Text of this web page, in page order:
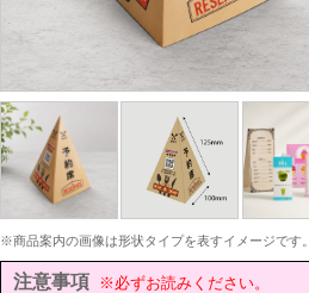
※商品案内の画像は形状タイプを表すイメージです。
注意事項 ※必ずお読みください。